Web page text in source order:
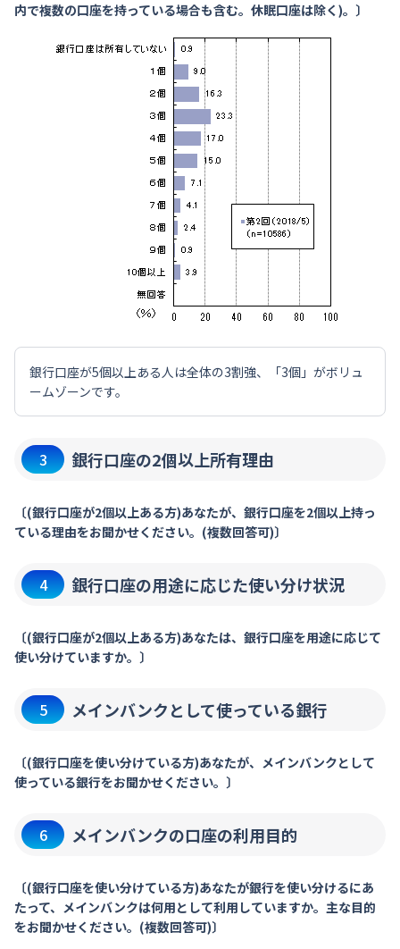
内で複数の口座を持っている場合も含む。休眠口座は除く)。〕
銀行口座が5個以上ある人は全体の3割強、「3個」がボリュ
ームゾーンです。
3 銀行口座の2個以上所有理由
〔(銀行口座が2個以上ある方)あなたが、銀行口座を2個以上持っ
ている理由をお聞かせください。(複数回答可)〕
4 銀行口座の用途に応じた使い分け状況
〔(銀行口座が2個以上ある方)あなたは、銀行口座を用途に応じて
使い分けていますか。〕
5 メインバンクとして使っている銀行
〔(銀行口座を使い分けている方)あなたが、メインバンクとして
使っている銀行をお聞かせください。〕
6 メインバンクの口座の利用目的
〔(銀行口座を使い分けている方)あなたが銀行を使い分けるにあ
たって、メインバンクは何用として利用していますか。主な目的
をお聞かせください。(複数回答可)〕